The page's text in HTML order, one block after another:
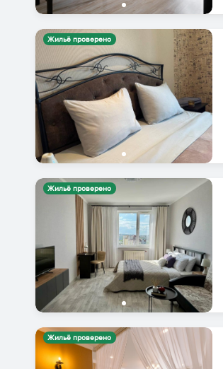
Жильё проверено
Жильё проверено
Жильё проверено